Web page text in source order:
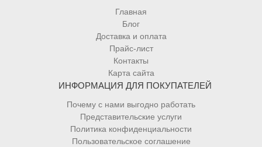
Главная
Блог
Доставка и оплата
Прайс-лист
Контакты
Карта сайта
ИНФОРМАЦИЯ ДЛЯ ПОКУПАТЕЛЕЙ
Почему с нами выгодно работать
Представительские услуги
Политика конфиденциальности
Пользовательское соглашение